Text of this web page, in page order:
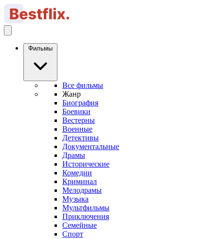
Фильмы
Все фильмы
Жанр
Биография
Боевики
Вестерны
Военные
Детективы
Документальные
Драмы
Исторические
Комедии
Криминал
Мелодрамы
Музыка
Мультфильмы
Приключения
Семейные
Спорт